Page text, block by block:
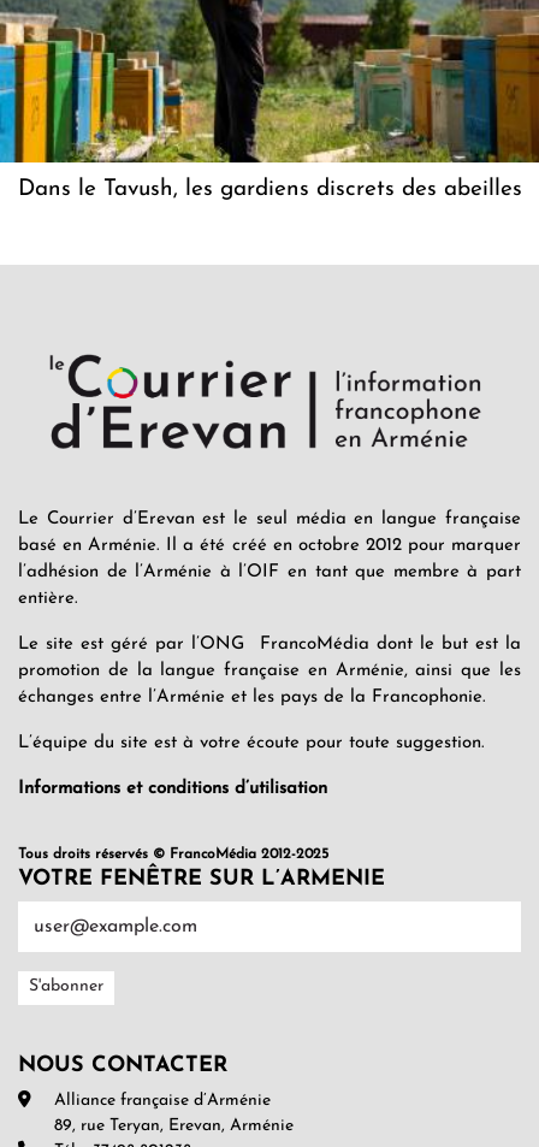
Dans le Tavush, les gardiens discrets des abeilles
Le Courrier d’Erevan est le seul média en langue française
basé en Arménie. Il a été créé en octobre 2012 pour marquer
l’adhésion de l’Arménie à l’OIF en tant que membre à part
entière.
Le site est géré par l’ONG FrancoMédia dont le but est la
promotion de la langue française en Arménie, ainsi que les
échanges entre l’Arménie et les pays de la Francophonie.
L’équipe du site est à votre écoute pour toute suggestion.
Informations et conditions d’utilisation
Tous droits réservés © FrancoMédia 2012-2025
VOTRE FENÊTRE SUR L’ARMENIE
NOUS CONTACTER
Alliance française d’Arménie
89, rue Teryan, Erevan, Arménie